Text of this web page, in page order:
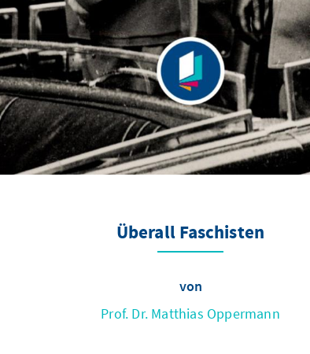
Überall Faschisten
von
Prof. Dr. Matthias Oppermann